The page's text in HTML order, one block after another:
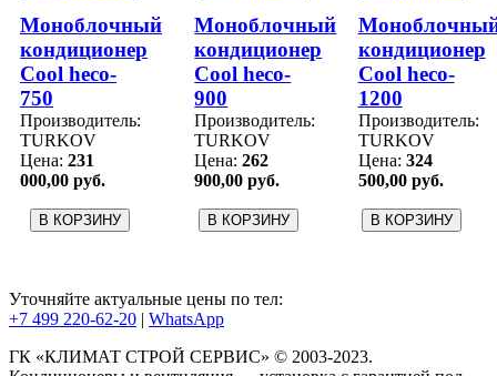
Моноблочный
кондиционер
Cool heco-
750
Производитель:
TURKOV
Цена: 231
000,00 руб.
Моноблочный
кондиционер
Cool heco-
900
Производитель:
TURKOV
Цена:262
900,00 руб.
кондиционер
Cool heco-
1200
Производитель:
TURKOV
Цена: 324
500,00 руб.
Уточняйте актуальные цены по тел:
+7 499 220-62-20 | WhatsАpp
ГК «КЛИМАТ СТРОЙ СЕРВИС» © 2003-2023.